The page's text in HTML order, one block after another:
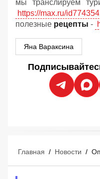
мы транслируем
https://max.ru/
полезные рецепты -
Яна Вараксина
Главная / Новости /